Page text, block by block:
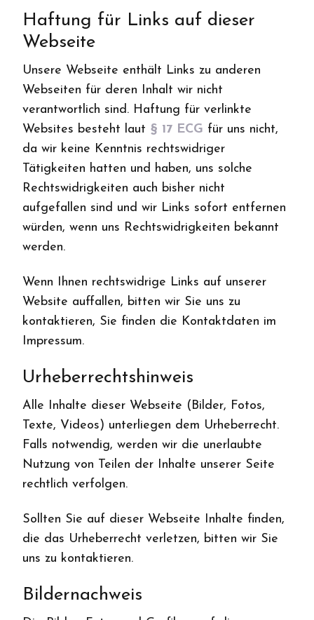
Haftung für Links auf dieser
Webseite
Unsere Webseite enthält Links zu anderen
Webseiten für deren Inhalt wir nicht
verantwortlich sind. Haftung für verlinkte
Websites besteht laut § 17 ECG für uns nicht,
da wir keine Kenntnis rechtswidriger
Tätigkeiten hatten und haben, uns solche
Rechtswidrigkeiten auch bisher nicht
aufgefallen sind und wir Links sofort entfernen
würden, wenn uns Rechtswidrigkeiten bekannt
werden.
Wenn Ihnen rechtswidrige Links auf unserer
Website auffallen, bitten wir Sie uns zu
kontaktieren, Sie finden die Kontaktdaten im
Impressum.
Urheberrechtshinweis
Alle Inhalte dieser Webseite (Bilder, Fotos,
Texte, Videos) unterliegen dem Urheberrecht.
Falls notwendig, werden wir die unerlaubte
Nutzung von Teilen der Inhalte unserer Seite
rechtlich verfolgen.
Sollten Sie auf dieser Webseite Inhalte finden,
die das Urheberrecht verletzen, bitten wir Sie
uns zu kontaktieren.
Bildernachweis